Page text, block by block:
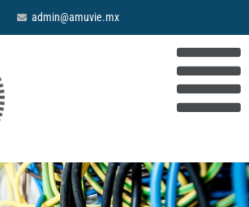
admin@amuvie.mx